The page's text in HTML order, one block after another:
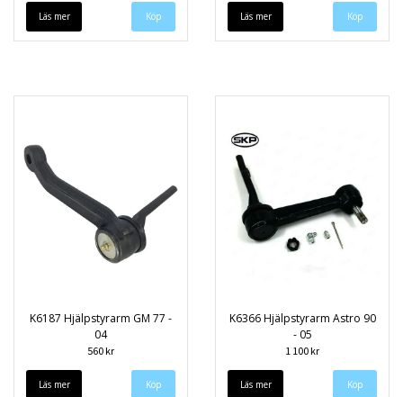
Läs mer Läs mer
K6187 Hjälpstyrarm GM 77 -
04
560 kr
Läs mer
K6366 Hjälpstyrarm Astro 90
- 05
1 100 kr
Läs mer